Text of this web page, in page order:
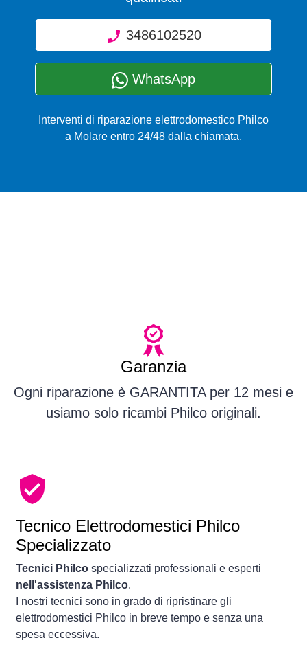
3486102520
WhatsApp
Interventi di riparazione elettrodomestico Philco
a Molare entro 24/48 dalla chiamata.
Garanzia
Ogni riparazione è GARANTITA per 12 mesi e
usiamo solo ricambi Philco originali.
Tecnico Elettrodomestici Philco
Specializzato
Tecnici Philco specializzati professionali e esperti
nell'assistenza Philco.
I nostri tecnici sono in grado di ripristinare gli
elettrodomestici Philco in breve tempo e senza una
spesa eccessiva.